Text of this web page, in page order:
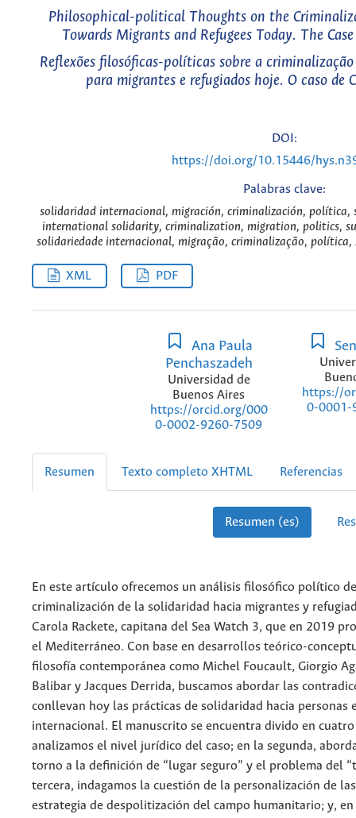
Philosophical-political Thoughts on the
Towards Migrants and Refugees Today. The
Reflexões filosóficas-políticas sobre a
para migrantes e refugiados hoje. O caso de
DOI:
https://doi.org/10.15446/
Palabras clave:
solidaridad internacional, migración, criminalización, política,
international solidarity, criminalization, migration, politics,
solidariedade internacional, migração, criminalização,
XML PDF
Ana Paula
Penchaszadeh
Universidad de
Buenos Aires
https://orcid.org/000
0-0002-9260-7509
https://
0-0001-
Resumen Texto completo XHTML Referencias
Resumen (es)
En este artículo ofrecemos un análisis filosófico político
criminalización de la solidaridad hacia migrantes y
Carola Rackete, capitana del Sea Watch 3, que en 2019
el Mediterráneo. Con base en desarrollos teórico-
filosofía contemporánea como Michel Foucault, Giorgio
Balibar y Jacques Derrida, buscamos abordar las
conllevan hoy las prácticas de solidaridad hacia personas
internacional. El manuscrito se encuentra divido en
analizamos el nivel jurídico del caso; en la segunda,
torno a la definición de “lugar seguro” y el problema del
tercera, indagamos la cuestión de la personalización de
estrategia de despolitización del campo humanitario; y,